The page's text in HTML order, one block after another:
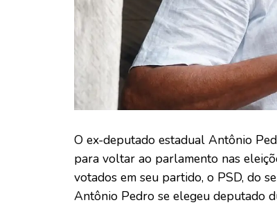
O ex-deputado estadual Antônio
para voltar ao parlamento nas
votados em seu partido, o PSD, do
Antônio Pedro se elegeu deputado